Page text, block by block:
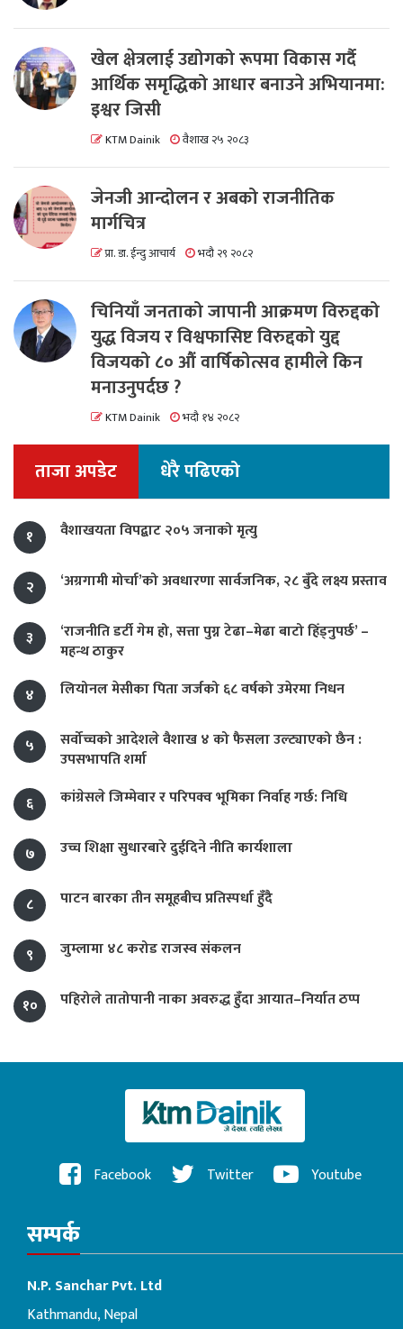
खेल क्षेत्रलाई उद्योगको रूपमा विकास गर्दै
आर्थिक समृद्धिको आधार बनाउने अभियानमा:
इश्वर जिसी
KTM Dainik वैशाख २५ २०८३
जेनजी आन्दोलन र अबको राजनीतिक
मार्गचित्र
प्रा. डा. ईन्दु आचार्य भदौ २९ २०८२
चिनियाँ जनताको जापानी आक्रमण विरुद्दको
युद्ध विजय र विश्वफासिष्ट विरुद्दको युद्द
विजयको ८० औं वार्षिकोत्सव हामीले किन
मनाउनुपर्दछ ?
KTM Dainik भदौ १४ २०८२
ताजा अपडेट धेरै पढिएको
१ वैशाखयता विपद्बाट २०५ जनाको मृत्यु
२ ‘अग्रगामी मोर्चा’को अवधारणा सार्वजनिक, २८ बुँदे लक्ष्य प्रस्ताव
३
‘राजनीति डर्टी गेम हो, सत्ता पुग्न टेढा–मेढा बाटो हिँड्नुपर्छ’ –
महन्थ ठाकुर
४
लियोनल मेसीका पिता जर्जको ६८ वर्षको उमेरमा निधन
५
सर्वोच्चको आदेशले वैशाख ४ को फैसला उल्ट्याएको छैन :
उपसभापति शर्मा
६
कांग्रेसले जिम्मेवार र परिपक्व भूमिका निर्वाह गर्छ: निधि
७ उच्च शिक्षा सुधारबारे दुईदिने नीति कार्यशाला
८ पाटन बारका तीन समूहबीच प्रतिस्पर्धा हुँदै
९ जुम्लामा ४८ करोड राजस्व संकलन
१० पहिरोले तातोपानी नाका अवरुद्ध हुँदा आयात–निर्यात ठप्प
Facebook Twitter Youtube
सम्पर्क
N.P. Sanchar Pvt. Ltd
Kathmandu, Nepal